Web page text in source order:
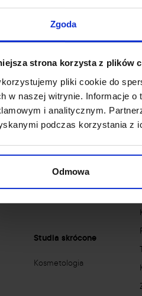
Zgoda
strona korzysta z plików
pliki cookie do
w naszej witrynie. Informacje
i analitycznym.
podczas korzystania z
Odmowa
Studia licencjackie
Studia skrócone
Kosmetologia